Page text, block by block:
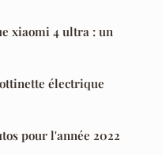
xiaomi 4 ultra : un
électrique
pour l'année 2022